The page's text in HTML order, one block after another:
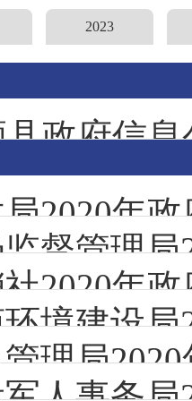
2023
县政府信
2020年
2020年